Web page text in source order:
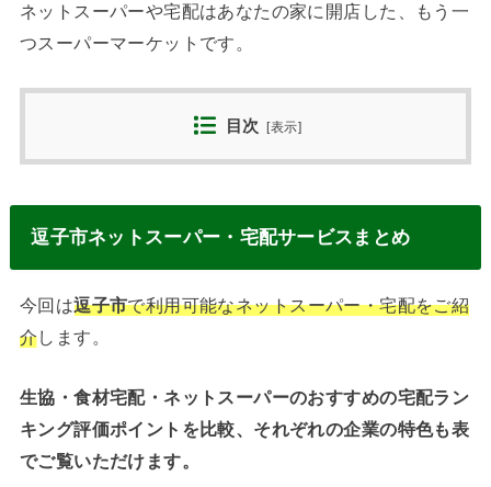
ネットスーパーや宅配はあなたの家に開店した、もう一
つスーパーマーケットです。
目次 [表示]
逗子市ネットスーパー・宅配サービスまとめ
今回は逗子市で利用可能なネットスーパー・宅配をご紹
介します。
生協・食材宅配・ネットスーパーのおすすめの宅配ラン
キング評価ポイントを比較、それぞれの企業の特色も表
でご覧いただけます。